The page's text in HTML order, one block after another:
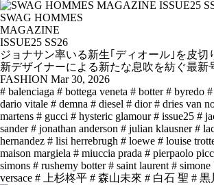
SWAG HOMMES
MAGAZINE
ISSUE25 SS26
ジョナサン率いる新生｢ディオール｣を皮切
新デザイナーによる新たな息吹を紡ぐ最新
FASHION Mar 30, 2026
# balenciaga # bottega veneta # botter # byredo
dario vitale # demna # diesel # dior # dries van
martens # gucci # hysteric glamour # issue25 #
sander # jonathan anderson # julian klausner #
hernandez # lisi herrebrugh # loewe # louise
maison margiela # miuccia prada # pierpaolo
simons # rushemy botter # saint laurent # simone
versace # 上杉柊平 # 森山未來 # 白石 聖 # 黒